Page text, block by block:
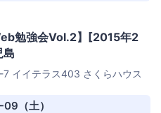
勉強会Vol.2】[2015年2
7 イイテラス403 さくらハウス
（土）